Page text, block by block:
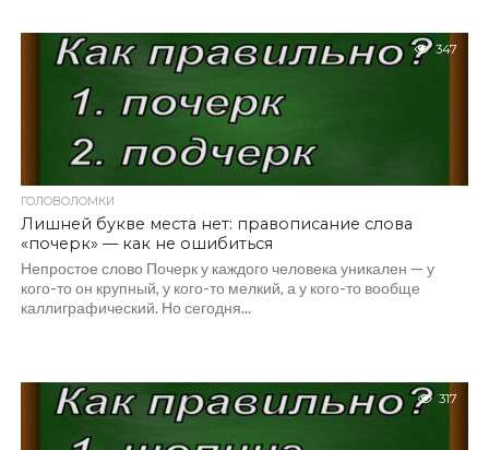
347
ГОЛОВОЛОМКИ
Лишней букве места нет: правописание слова
«почерк» — как не ошибиться
Непростое слово Почерк у каждого человека уникален — у
кого-то он крупный, у кого-то мелкий, а у кого-то вообще
каллиграфический. Но сегодня...
317